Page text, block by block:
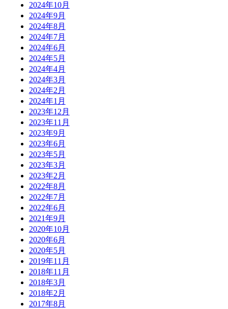
2024年10月
2024年9月
2024年8月
2024年7月
2024年6月
2024年5月
2024年4月
2024年3月
2024年2月
2024年1月
2023年12月
2023年11月
2023年9月
2023年6月
2023年5月
2023年3月
2023年2月
2022年8月
2022年7月
2022年6月
2021年9月
2020年10月
2020年6月
2020年5月
2019年11月
2018年11月
2018年3月
2018年2月
2017年8月